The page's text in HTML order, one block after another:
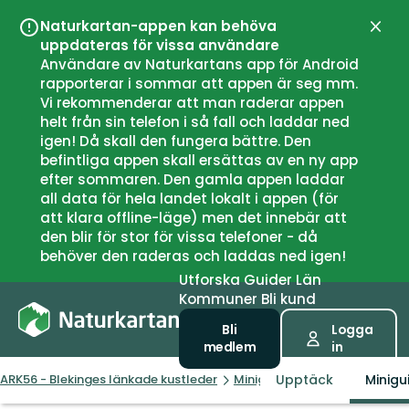
Naturkartan-appen kan behöva
uppdateras för vissa användare
Användare av Naturkartans app för Android
rapporterar i sommar att appen är seg mm.
Vi rekommenderar att man raderar appen
helt från sin telefon i så fall och laddar ned
igen! Då skall den fungera bättre. Den
befintliga appen skall ersättas av en ny app
efter sommaren. Den gamla appen laddar
all data för hela landet lokalt i appen (för
att klara offline-läge) men det innebär att
den blir för stor för vissa telefoner - då
behöver den raderas och laddas ned igen!
UtforskaGuiderLän
Kommuner Bli kund
Bli
medlem
Logga
in
ARK56 - Blekinges länkade kustleder Miniguider Dagstur för
Upptäck